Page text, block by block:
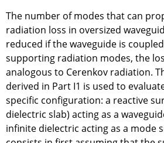
The number of modes that can
radiation loss in oversized
reduced if the waveguide is
supporting radiation modes, the
analogous to Cerenkov radiation.
derived in Part I1 is used to
specific configuration: a reactive
dielectric slab) acting as a
infinite dielectric acting as a mode